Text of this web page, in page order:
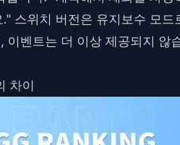
스위치 버전은 유지보수 모
이벤트는 더 이상 제공되지 않
차이